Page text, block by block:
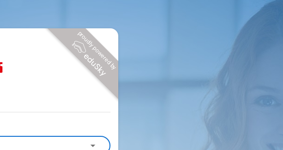
proudly powered by